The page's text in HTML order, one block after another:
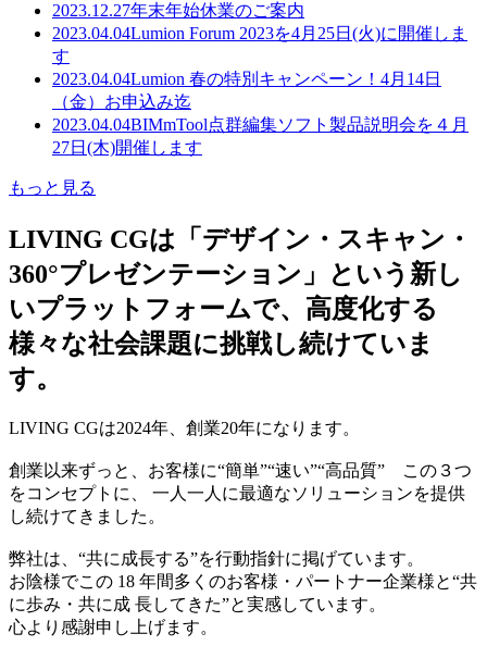
2023.12.27年末年始休業のご案内
2023.04.04Lumion Forum 2023を4月25日(火)に開催しま
す
2023.04.04Lumion 春の特別キャンペーン！4月14日
（金）お申込み迄
2023.04.04BIMmTool点群編集ソフト製品説明会を４月
27日(木)開催します
もっと見る
LIVING CGは「デザイン・スキャン・
360°プレゼンテーション」という新し
いプラットフォームで、高度化する
様々な社会課題に挑戦し続けていま
す。
LIVING CGは2024年、創業20年になります。
創業以来ずっと、お客様に“簡単”“速い”“高品質” この３つ
をコンセプトに、 一人一人に最適なソリューションを提供
し続けてきました。
弊社は、“共に成長する”を行動指針に掲げています。
お陰様でこの 18 年間多くのお客様・パートナー企業様と“共
に歩み・共に成 長してきた”と実感しています。
心より感謝申し上げます。